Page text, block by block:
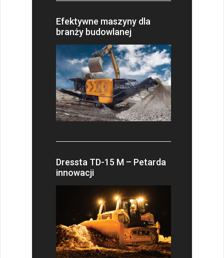
Efektywne maszyny dla
branży budowlanej
Dressta TD-15 M – Petarda
innowacji